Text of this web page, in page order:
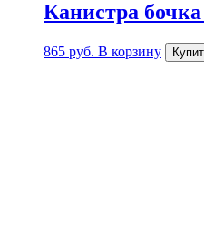
Канистра
865 руб. В корзину